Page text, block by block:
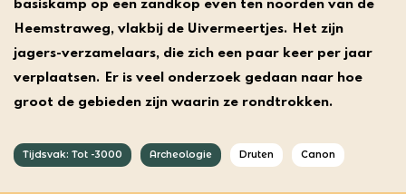
basiskamp op een zandkop even ten noorden van de
Heemstraweg, vlakbij de Uivermeertjes. Het zijn
jagers-verzamelaars, die zich een paar keer per jaar
verplaatsen. Er is veel onderzoek gedaan naar hoe
groot de gebieden zijn waarin ze rondtrokken.
Tijdsvak: Tot -3000 Archeologie Druten Canon